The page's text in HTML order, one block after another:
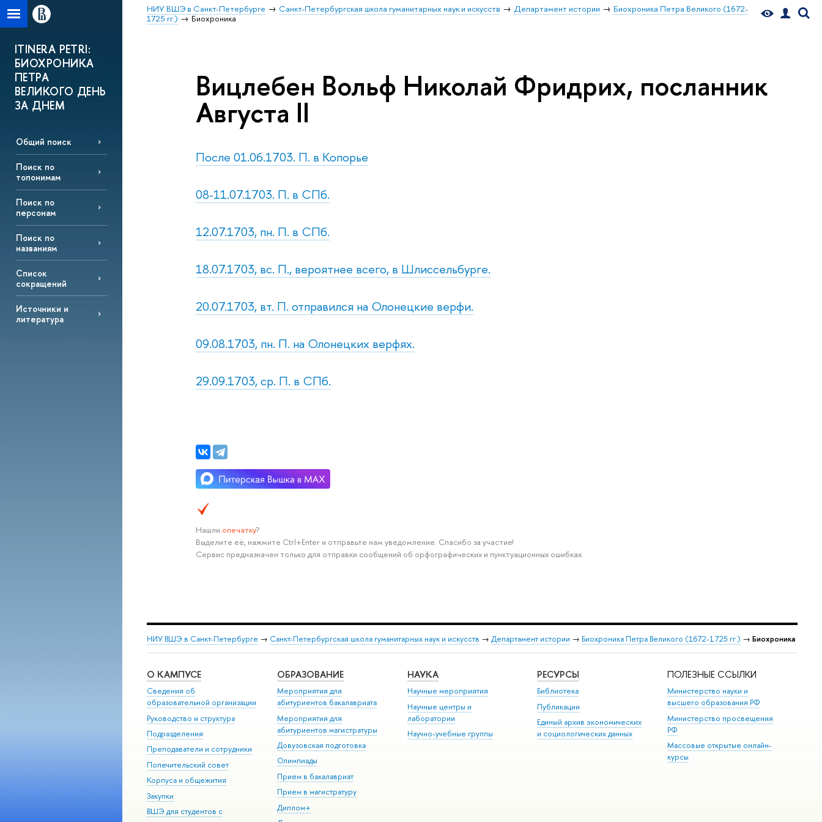
НИУ ВШЭ в Санкт-Петербурге Санкт-Петербургская школа гуманитарных наук и искусств Департамент истории
Биохроника Петра Великого (1672-
1725 гг.)
Биохроника
ITINERA PETRI:
БИОХРОНИКА
ПЕТРА
ВЕЛИКОГО ДЕНЬ
ЗА ДНЕМ
Общий поиск
Поиск по
топонимам
Поиск по
персонам
Поиск по
названиям
Список
сокращений
Источники и
литература
Вицлебен Вольф Николай Фридрих, посланник
Августа II
После 01.06.1703. П. в Копорье
08-11.07.1703. П. в СПб.
12.07.1703, пн. П. в СПб.
18.07.1703, вс. П., вероятнее всего, в Шлиссельбурге.
20.07.1703, вт. П. отправился на Олонецкие верфи.
09.08.1703, пн. П. на Олонецких верфях.
29.09.1703, ср. П. в СПб.
Нашли опечатку?
Выделите её, нажмите Ctrl+Enter и отправьте нам уведомление. Спасибо за участие!
Сервис предназначен только для отправки сообщений об орфографических и пунктуационных ошибках.
НИУ ВШЭ в Санкт-Петербурге → Санкт-Петербургская школа гуманитарных наук и искусств → Департамент истории → Биохроника Петра Великого (1672-1725 гг.) → Биохроника
О КАМПУСЕ
Сведения об
образовательной организации
Руководство и структура
Подразделения
Преподаватели и сотрудники
Попечительский совет
Корпуса и общежития
Закупки
ВШЭ для студентов с
ОБРАЗОВАНИЕ
Мероприятия для
абитуриентов бакалавриата
Мероприятия для
абитуриентов магистратуры
Довузовская подготовка
Олимпиады
Прием в бакалавриат
Прием в магистратуру
Диплом+
НАУКА
Научные мероприятия
Научные центры и
лаборатории
Научно-учебные группы
РЕСУРСЫ
Библиотека
Публикации
Единый архив экономических
и социологических данных
ПОЛЕЗНЫЕ ССЫЛКИ
Министерство науки и
высшего образования РФ
Министерство просвещения
РФ
Массовые открытые онлайн-
курсы